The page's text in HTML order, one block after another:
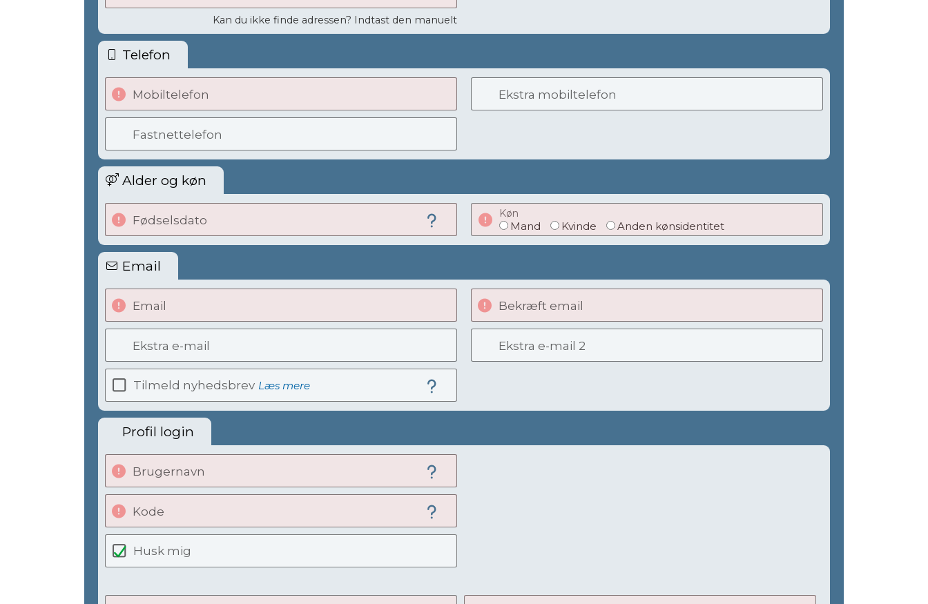
Kan du ikke finde adressen? Indtast den manuelt
Telefon
Mobiltelefon Ekstra mobiltelefon
Fastnettelefon
Alder og køn
Fødselsdato Køn
Mand Kvinde Anden kønsidentitet
Email
Email Bekræft email
Ekstra e-mail Ekstra e-mail 2
Tilmeld nyhedsbrev Læs mere
Profil login
Brugernavn
Kode
Husk mig